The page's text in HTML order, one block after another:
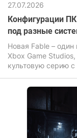
27.07.2026
Конфигурации
под разные
Новая Fable –
Xbox Game
культовую серию